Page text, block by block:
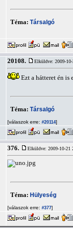
Téma: Társalgó
20108. Elküldve: 2009-10-
Ezt a hátteret én is
Téma: Társalgó
[válaszok erre: #20114]
376. Elküldve: 2009-10-21
Téma: Hülyeség
[válaszok erre: #377]